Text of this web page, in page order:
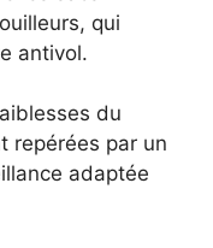
qui
antivol.
du
repérées par un
adaptée